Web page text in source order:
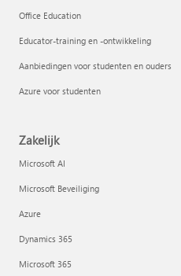
Office Education
Educator-training en -ontwikkeling
Aanbiedingen voor studenten en ouders
Azure voor studenten
Zakelijk
Microsoft AI
Microsoft Beveiliging
Azure
Dynamics 365
Microsoft 365